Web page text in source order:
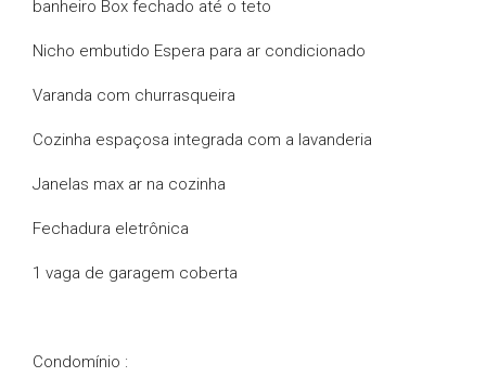
banheiro Box fechado até o teto
Nicho embutido Espera para ar condicionado
Varanda com churrasqueira
Cozinha espaçosa integrada com a lavanderia
Janelas max ar na cozinha
Fechadura eletrônica
1 vaga de garagem coberta
Condomínio :